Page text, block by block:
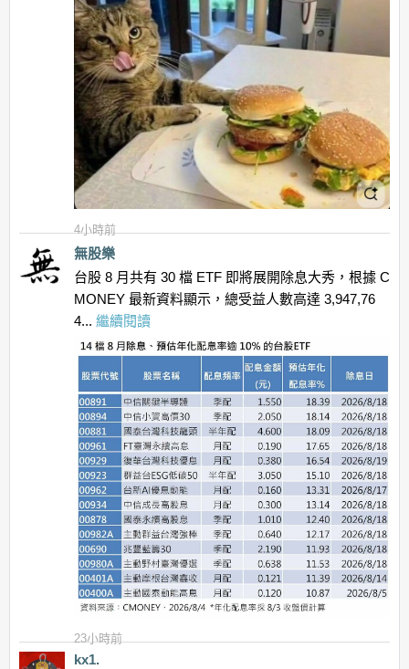
4小時前
無股樂
台股 8 月共有 30 檔 ETF 即將展開除息大秀，根據 C
MONEY 最新資料顯示，總受益人數高達 3,947,76
4... 繼續閱讀
23小時前
kx1.